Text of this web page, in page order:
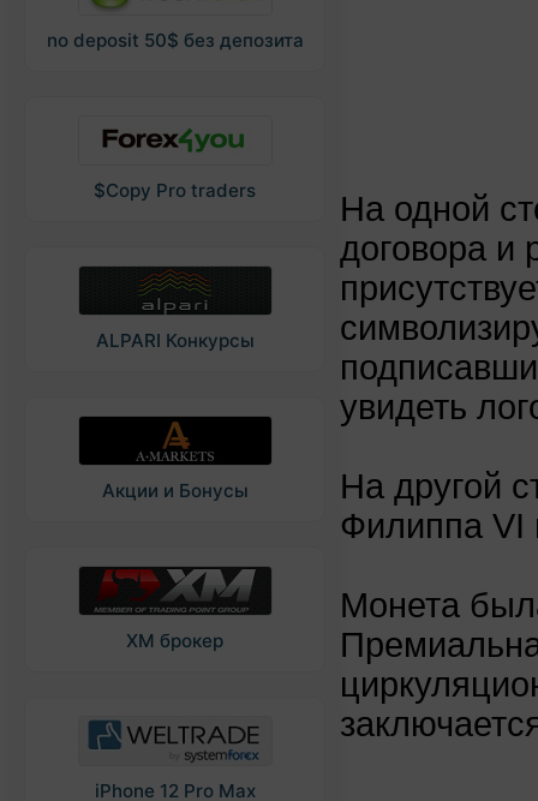
no deposit 50$ без депозита
$Copy Pro traders
ALPARI Конкурсы
Акции и Бонусы
XM брокер
iPhone 12 Pro Max
На одной
договора и
увидеть
На другой
Филиппа VI
Монета